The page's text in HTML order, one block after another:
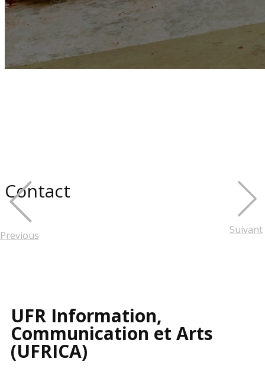
Previous Suivant
Contact
UFR Information,
Communication et Arts
(UFRICA)